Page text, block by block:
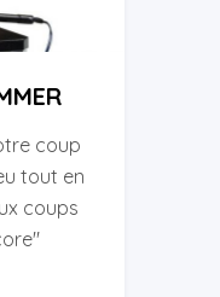
coup
tout en
coups